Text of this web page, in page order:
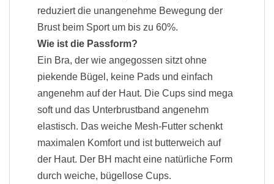
reduziert die unangenehme Bewegung der
Brust beim Sport um bis zu 60%.
Wie ist die Passform?
Ein Bra, der wie angegossen sitzt ohne
piekende Bügel, keine Pads und einfach
angenehm auf der Haut. Die Cups sind mega
soft und das Unterbrustband angenehm
elastisch. Das weiche Mesh-Futter schenkt
maximalen Komfort und ist butterweich auf
der Haut. Der BH macht eine natürliche Form
durch weiche, bügellose Cups.